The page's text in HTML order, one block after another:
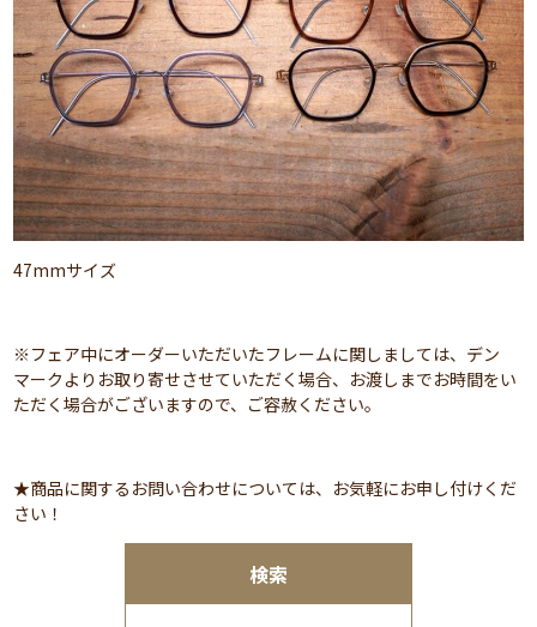
検索
47mmサイズ
※フェア中にオーダーいただいたフレームに関しましては、デン
マークよりお取り寄せさせていただく場合、お渡しまでお時間をい
ただく場合がございますので、ご容赦ください。
★商品に関するお問い合わせについては、お気軽にお申し付けくだ
さい！